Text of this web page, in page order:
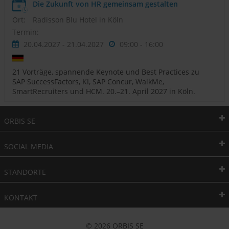
Die Zukunft von HR gemeinsam gestalten
Ort:
Radisson Blu Hotel in Köln
Termin:
20.04.2027 - 21.04.2027
09:00 - 16:00
21 Vorträge, spannende Keynote und Best Practices zu
SAP SuccessFactors, KI, SAP Concur, WalkMe,
SmartRecruiters und HCM. 20.–21. April 2027 in Köln.
ORBIS SE
SOCIAL MEDIA
STANDORTE
KONTAKT
© 2026 ORBIS SE